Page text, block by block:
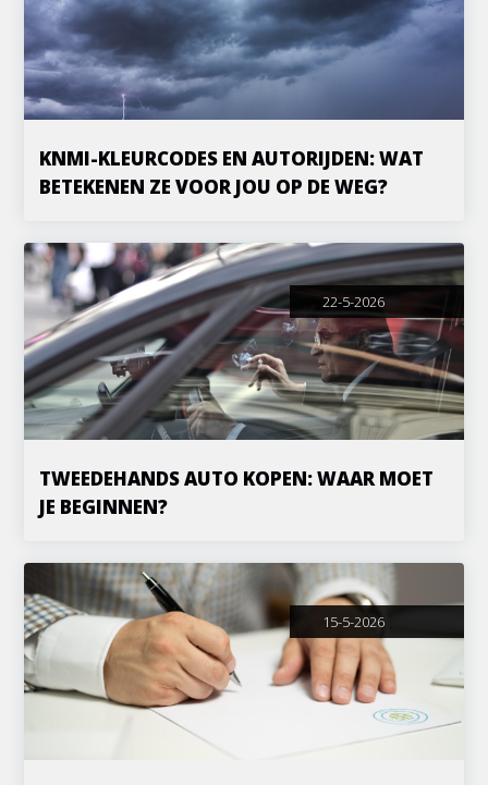
KNMI-KLEURCODES EN AUTORIJDEN: WAT
BETEKENEN ZE VOOR JOU OP DE WEG?
22-5-2026
TWEEDEHANDS AUTO KOPEN: WAAR MOET
JE BEGINNEN?
15-5-2026